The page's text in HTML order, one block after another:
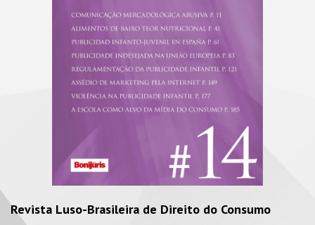
Revista Luso-Brasileira de Direito do Consumo